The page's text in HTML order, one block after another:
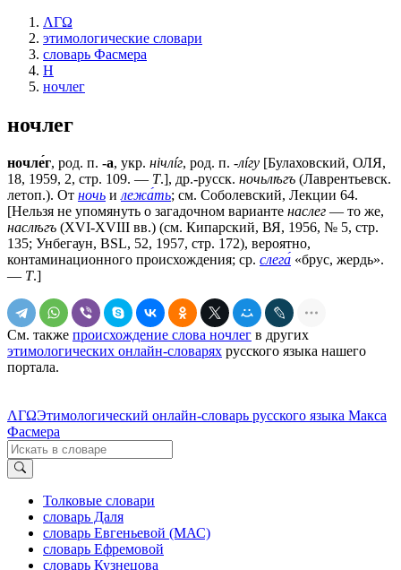
ΛΓΩ
этимологические словари
словарь Фасмера
Н
ночлег
ночлег
ночле́г, род. п. -а, укр. нiчлíг, род. п. -лíгу [Булаховский, ОЛЯ,
18, 1959, 2, стр. 109. — Т.], др.-русск. ночьлѣгъ (Лаврентьевск.
летоп.). От ночь и лежа́ть; см. Соболевский, Лекции 64.
[Нельзя не упомянуть о загадочном варианте наслег — то же,
наслѣгъ (XVI-XVIII вв.) (см. Кипарский, ВЯ, 1956, № 5, стр.
135; Унбегаун, BSL, 52, 1957, стр. 172), вероятно,
контаминационного происхождения; ср. слега́ «брус, жердь».
— Т.]
См. также происхождение слова ночлег в других
этимологических онлайн-словарях русского языка нашего
портала.
ΛΓΩЭтимологический онлайн-словарь русского языка Макса
Фасмера
Толковые словари
словарь Даля
словарь Евгеньевой (МАС)
словарь Ефремовой
словарь Кузнецова